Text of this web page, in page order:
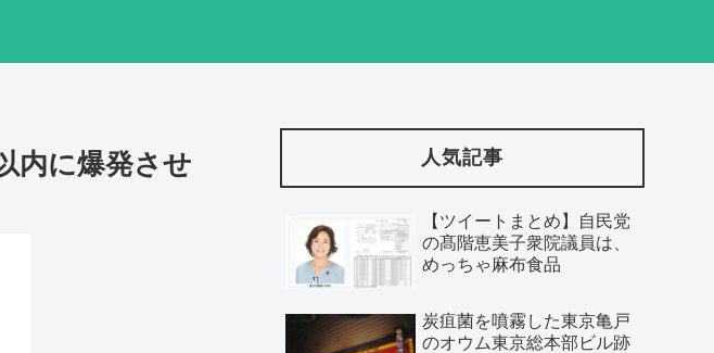
内に爆発させ
人気記事
【ツイートまとめ】自民党
の髙階恵美子衆院議員は、
めっちゃ麻布食品
炭疽菌を噴霧した東京亀戸
のオウム東京総本部ビル跡